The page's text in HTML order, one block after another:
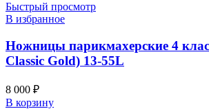
Быстрый просмотр
В избранное
Ножницы парикмахерские 4
Classic Gold) 13-55L
8 000 ₽
В корзину